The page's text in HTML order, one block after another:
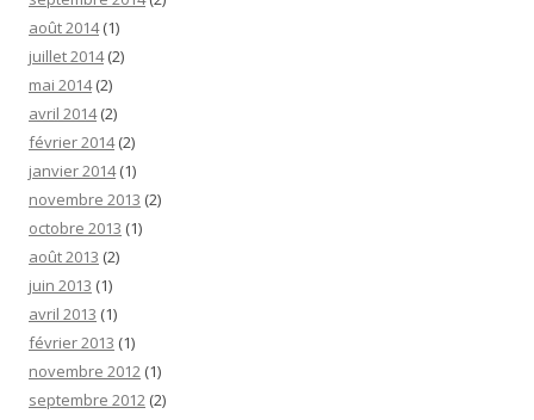
août 2014(1)
juillet 2014(2)
mai 2014(2)
avril 2014(2)
février 2014(2)
janvier 2014(1)
novembre 2013 (2)
octobre 2013 (1)
août 2013 (2)
juin 2013 (1)
avril 2013 (1)
février 2013 (1)
novembre 2012 (1)
septembre 2012 (2)